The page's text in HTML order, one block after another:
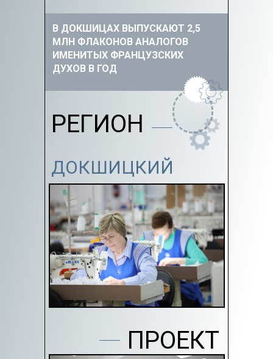
РЕГИОН
ПРОЕКТ
В ДОКШИЦАХ ВЫПУСКАЮТ 2,5
МЛН ФЛАКОНОВ АНАЛОГОВ
ИМЕНИТЫХ ФРАНЦУЗСКИХ
ДУХОВ В ГОД
ДОКШИЦКИЙ